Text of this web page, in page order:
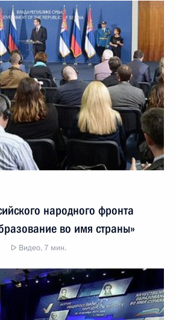
народного фронта
во имя страны»
Видео, 7 мин.